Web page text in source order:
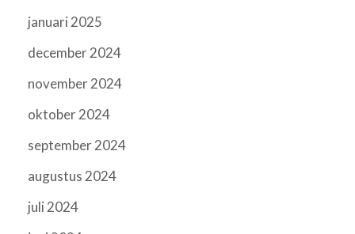
januari 2025
december 2024
november 2024
oktober 2024
september 2024
augustus 2024
juli 2024